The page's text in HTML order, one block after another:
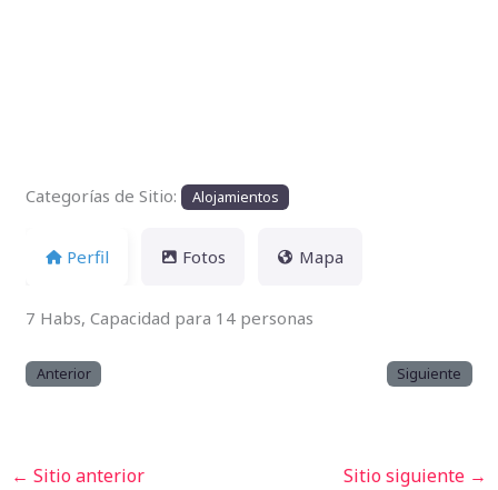
Categorías de Sitio: Alojamientos
Perfil Fotos Mapa
7 Habs, Capacidad para 14 personas
Anterior Siguiente
← Sitio anterior Sitio siguiente →